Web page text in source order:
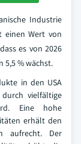
Industrie
Wert von
es von 2026
5,5 % wächst.
in den USA
vielfältige
Eine hohe
erhält den
aufrecht. Der